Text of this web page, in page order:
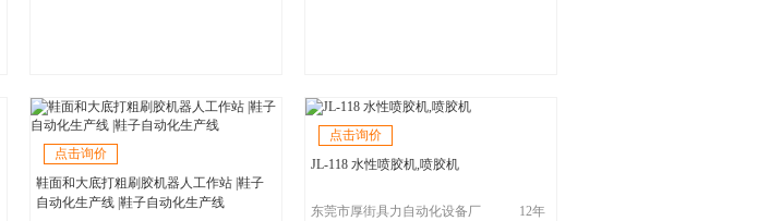
点击询价
鞋面和大底打粗刷胶机器人工作站 |鞋子
自动化生产线 |鞋子自动化生产线
点击询价
JL-118 水性喷胶机,喷胶机
东莞市厚街具力自动化设备厂 12年